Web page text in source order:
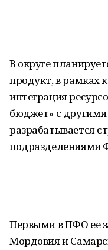
В округе
продукт, в рамках
интеграция
бюджет» с
разрабатывается
подразделениями
Первыми в ПФО ее
Мордовия и